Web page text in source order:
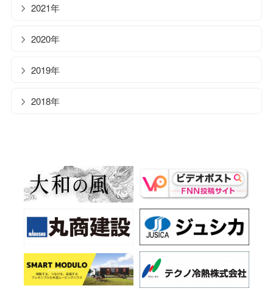
2021年
2020年
2019年
2018年